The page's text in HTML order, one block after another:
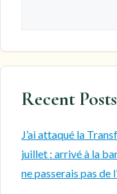
Recent Posts
J’ai attaqué la
juillet : arrivé à la
ne passerais pas de